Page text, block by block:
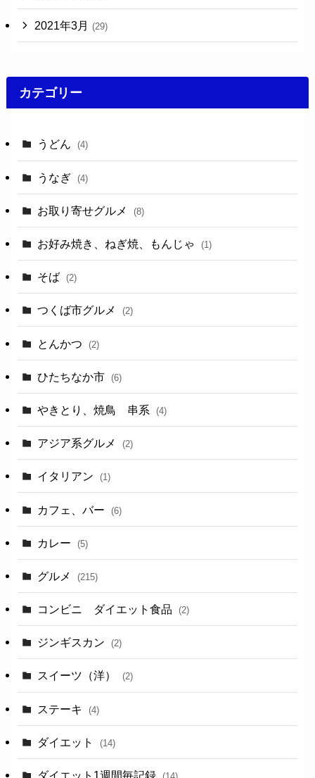
2021年3月 (29)
カテゴリー
うどん (4)
うなぎ (4)
お取り寄せグルメ (8)
お好み焼き、ねぎ焼、もんじゃ (1)
そば (2)
つくば市グルメ (2)
とんかつ (2)
ひたちなか市 (6)
やきとり、焼鳥 串系 (4)
アジア系グルメ (2)
イタリアン (1)
カフェ、バー (6)
カレー (5)
グルメ (215)
コンビニ ダイエット食品 (2)
ジンギスカン (2)
スイーツ（洋） (2)
ステーキ (4)
ダイエット (14)
ダイエット1週間毎記録